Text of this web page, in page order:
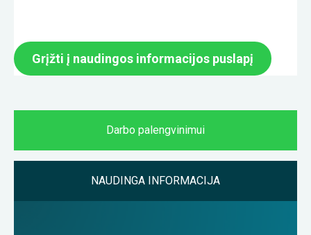
Grįžti į naudingos informacijos puslapį
Darbo palengvinimui
NAUDINGA INFORMACIJA